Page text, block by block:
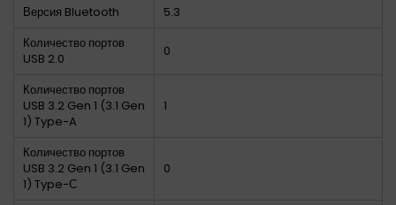
Версия Bluetooth
5.3
Количество портов
USB 2.0
0
Количество портов
USB 3.2 Gen 1 (3.1 Gen
1) Type-A
1
Количество портов
USB 3.2 Gen 1 (3.1 Gen
1) Type-С
0